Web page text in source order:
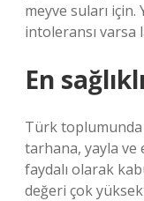
meyve suları
intoleransı varsa
En
Türk
tarhana, yayla ve
faydalı olarak
değeri çok